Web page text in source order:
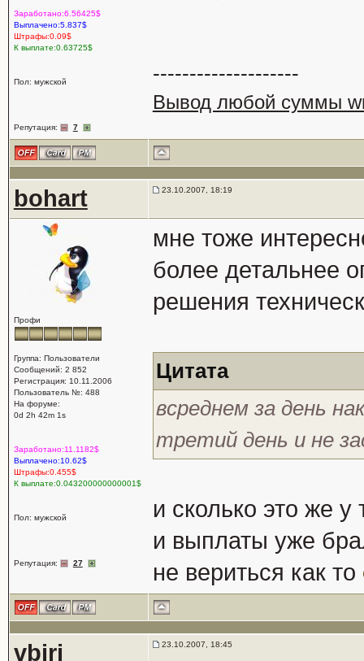
Заработано:6.56425$
Выплачено:5.837$
Штрафы:0.09$
К выплате:0.63725$
Пол: мужской
Репутация: 7
--------------------
Вывод любой суммы
bohart 23.10.2007, 18:19
Профи
Группа: Пользователи
Сообщений: 2 852
Регистрация: 10.11.2006
Пользователь №: 488
На форуме:
0d 2h 42m 1s
Заработано:11.1182$
Выплачено:10.62$
Штрафы:0.455$
К выплате:0.043200000000001$
Пол: мужской
Репутация: 27
мне тоже
более детальнее
решения
Цитата
всреднем за день
третий день и не
и сколько это же
и выплаты уже
не вериться как то
vbirj 23.10.2007, 18:45